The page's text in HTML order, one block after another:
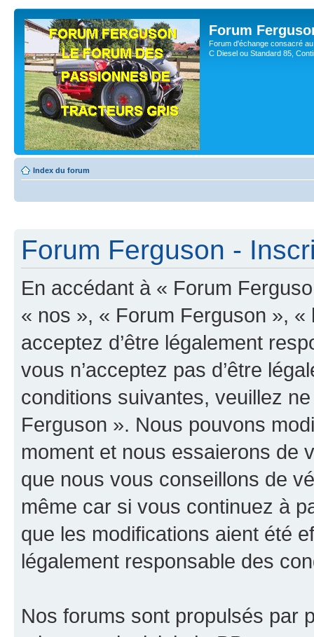
Forum
Forum d'échange consacré
C Diesel ou Standard 85,
Index du forum
Forum Ferguson -
En accédant à « Forum
« nos », « Forum Ferguson »,
acceptez d’être légalement
vous n’acceptez pas d’être
conditions suivantes, veuillez
Ferguson ». Nous pouvons
moment et nous essaierons de
que nous vous conseillons de
même car si vous continuez à
que les modifications aient été
légalement responsable des
Nos forums sont propulsés par